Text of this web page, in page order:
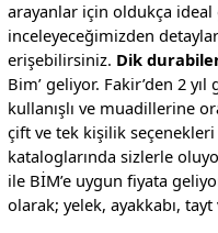
arayanlar için oldukça
inceleyeceğimizden
erişebilirsiniz. Dik
Bim’ geliyor. Fakir’den 2
kullanışlı ve muadillerine
çift ve tek kişilik seçenekleri
kataloglarında sizlerle
ile BİM’e uygun fiyata
olarak; yelek, ayakkabı,